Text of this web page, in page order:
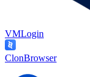
VMLogin
ClonBrowser